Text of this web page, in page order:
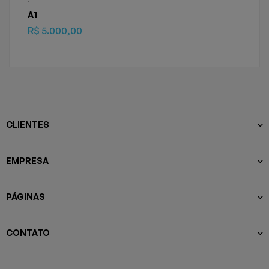
A1
R$ 5.000,00
CLIENTES
EMPRESA
PÁGINAS
CONTATO